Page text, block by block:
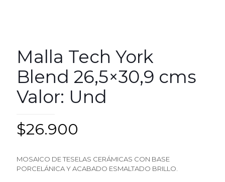
Malla Tech York
Blend 26,5×30,9 cms
Valor: Und
$26.900
MOSAICO DE TESELAS CERÁMICAS CON BASE
PORCELÁNICA Y ACABADO ESMALTADO BRILLO.